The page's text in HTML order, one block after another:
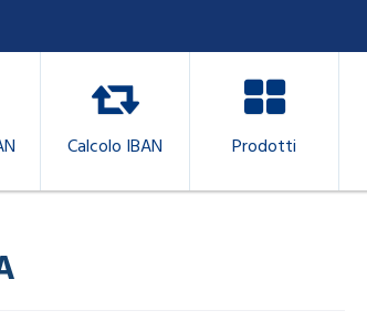
Calcolo IBAN Prodotti